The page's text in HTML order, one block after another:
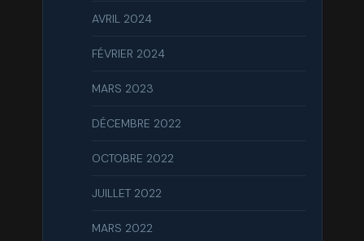
AVRIL 2024
FÉVRIER 2024
MARS 2023
DÉCEMBRE 2022
OCTOBRE 2022
JUILLET 2022
MARS 2022